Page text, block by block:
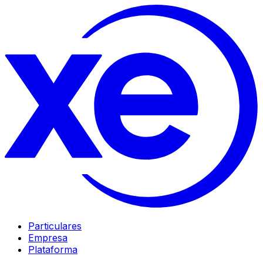
Particulares
Empresa
Plataforma